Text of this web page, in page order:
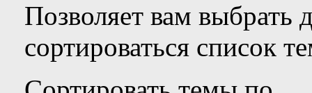
Позволяет вам выбрать
сортироваться список